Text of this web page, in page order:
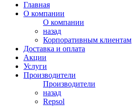
Главная
О компании
О компании
назад
Корпоративным клиентам
Доставка и оплата
Акции
Услуги
Производители
Производители
назад
Repsol